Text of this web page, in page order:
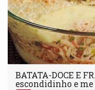
BATATA-DOCE E
escondidinho e